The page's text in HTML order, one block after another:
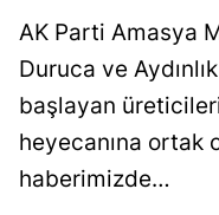
AK Parti Amasya
Duruca ve
başlayan
heyecanına ortak
haberimizde…